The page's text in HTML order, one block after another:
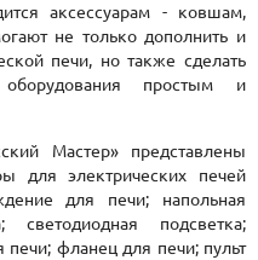
аксессуарам - ковшам,
не только дополнить и
печи, но также сделать
оборудования простым и
Мастер» представлены
для электрических печей
для печи; напольная
светодиодная подсветка;
печи; фланец для печи; пульт